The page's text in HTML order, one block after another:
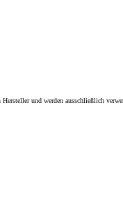
und werden ausschließlich